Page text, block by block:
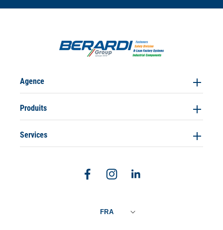
Agence
Produits
Services
FacebookInstagramLinkedin
FRA